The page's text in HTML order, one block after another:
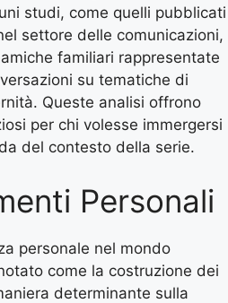
studi, come quelli pubblicati
settore delle comunicazioni,
familiari rappresentate
su tematiche di
Queste analisi offrono
per chi volesse immergersi
del contesto della serie.
Personali
personale nel mondo
come la costruzione dei
determinante sulla